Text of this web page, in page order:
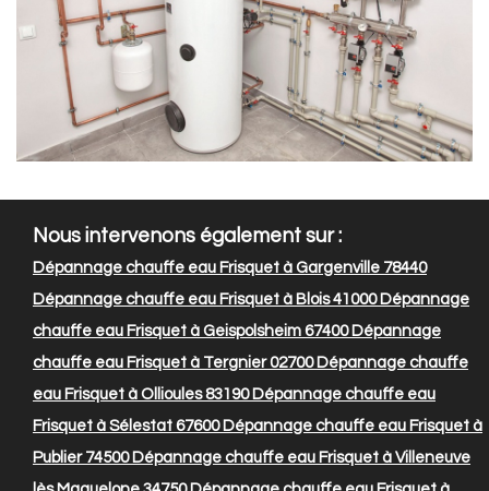
Nous intervenons également sur :
Dépannage chauffe eau Frisquet à Gargenville 78440
Dépannage chauffe eau Frisquet à Blois 41000Dépannage
chauffe eau Frisquet à Geispolsheim 67400Dépannage
chauffe eau Frisquet à Tergnier 02700Dépannage chauffe
eau Frisquet à Ollioules 83190Dépannage chauffe eau
Frisquet à Sélestat 67600Dépannage chauffe eau Frisquet à
Publier 74500Dépannage chauffe eau Frisquet à Villeneuve